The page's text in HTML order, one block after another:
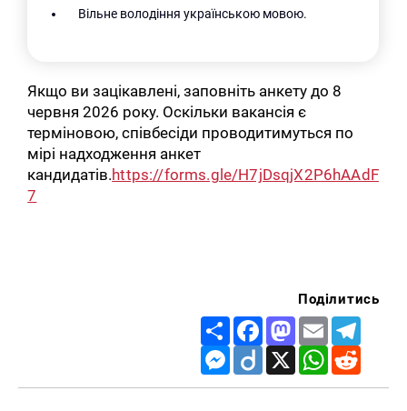
Вільне володіння українською мовою.
Якщо ви зацікавлені, заповніть анкету до 8
червня 2026 року. Оскільки вакансія є
терміновою, співбесіди проводитимуться по
мірі надходження анкет
кандидатів.https://forms.gle/H7jDsqjX2P6hAAdF
7
Поділитись
Share FacebookMastodon
Email
Messenger
Diigo X WhatsApp